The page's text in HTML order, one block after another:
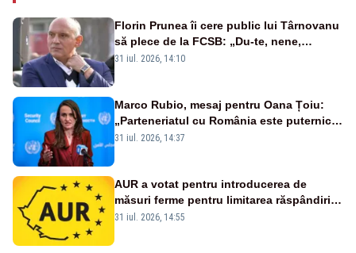
Florin Prunea îi cere public lui Târnovanu
să plece de la FCSB: „Du-te, nene,
învârtindu-te!”
31 iul. 2026, 14:10
Marco Rubio, mesaj pentru Oana Țoiu:
„Parteneriatul cu România este puternic
și prețuit”
31 iul. 2026, 14:37
AUR a votat pentru introducerea de
măsuri ferme pentru limitarea răspândirii
virusului pestei porcine africane
31 iul. 2026, 14:55